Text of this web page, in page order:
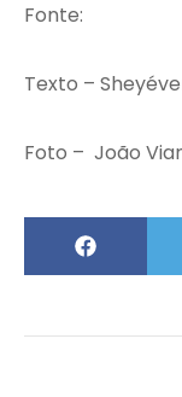
Fonte:
Texto –
Foto – João